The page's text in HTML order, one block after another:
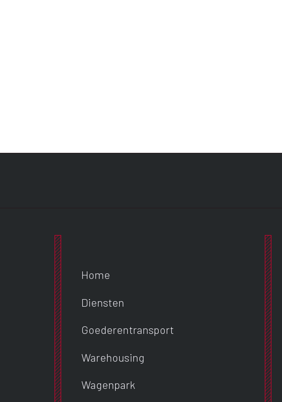
Home
Diensten
Goederentransport
Warehousing
Wagenpark